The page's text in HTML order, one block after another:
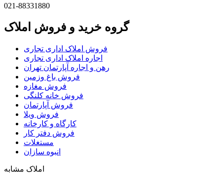
021-88331880
گروه خرید و فروش املاک
فروش املاک اداری تجاری
اجاره املاک اداری تجاری
رهن و اجاره آپارتمان تهران
فروش باغ وزمین
فروش مغازه
فروش خانه کلنگی
فروش آپارتمان
فروش ویلا
کارگاه و کارخانه
فروش دفتر کار
مستغلات
انبوه سازان
املاک مشابه